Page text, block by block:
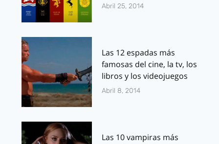
Abril 25, 2014
Las 12 espadas más
famosas del cine, la tv, los
libros y los videojuegos
Abril 8, 2014
Las 10 vampiras más